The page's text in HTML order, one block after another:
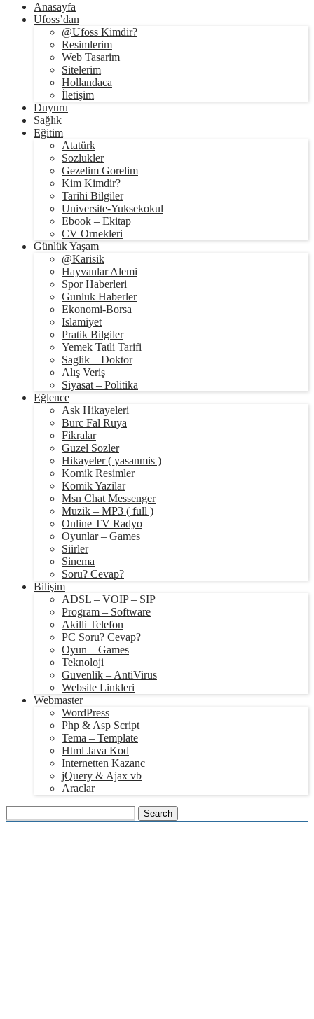
Anasayfa
Ufoss’dan
@Ufoss Kimdir?
Resimlerim
Web Tasarim
Sitelerim
Hollandaca
İletişim
Duyuru
Sağlık
Eğitim
Atatürk
Sozlukler
Gezelim Gorelim
Kim Kimdir?
Tarihi Bilgiler
Universite-Yuksekokul
Ebook – Ekitap
CV Ornekleri
Günlük Yaşam
@Karisik
Hayvanlar Alemi
Spor Haberleri
Gunluk Haberler
Ekonomi-Borsa
Islamiyet
Pratik Bilgiler
Yemek Tatli Tarifi
Saglik – Doktor
Alış Veriş
Siyasat – Politika
Eğlence
Ask Hikayeleri
Burc Fal Ruya
Fikralar
Guzel Sozler
Hikayeler ( yasanmis )
Komik Resimler
Komik Yazilar
Msn Chat Messenger
Muzik – MP3 ( full )
Online TV Radyo
Oyunlar – Games
Siirler
Sinema
Soru? Cevap?
Bilişim
ADSL – VOIP – SIP
Program – Software
Akilli Telefon
PC Soru? Cevap?
Oyun – Games
Teknoloji
Guvenlik – AntiVirus
Website Linkleri
Webmaster
WordPress
Php & Asp Script
Tema – Template
Html Java Kod
Internetten Kazanc
jQuery & Ajax vb
Araclar